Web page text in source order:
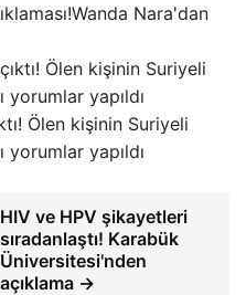
Wanda Nara'dan
Ölen kişinin Suriyeli
yorumlar yapıldı
HIV ve HPV şikayetleri
sıradanlaştı! Karabük
Üniversitesi'nden
açıklama →